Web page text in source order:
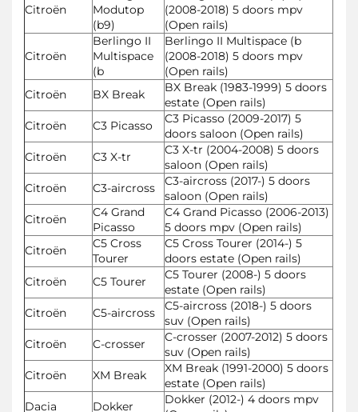
Citroën
Modutop
(b9)
(2008-2018) 5 doors mpv
(Open rails)
Citroën
Berlingo II
Multispace
(b
Berlingo II Multispace (b
(2008-2018) 5 doors mpv
(Open rails)
Citroën
BX Break
BX Break (1983-1999) 5 doors
estate (Open rails)
Citroën
C3 Picasso
C3 Picasso (2009-2017) 5
doors saloon (Open rails)
Citroën
C3 X-tr
C3 X-tr (2004-2008) 5 doors
saloon (Open rails)
Citroën
C3-aircross
C3-aircross (2017-) 5 doors
saloon (Open rails)
Citroën
C4 Grand
Picasso
C4 Grand Picasso (2006-2013)
5 doors mpv (Open rails)
Citroën
C5 Cross
Tourer
C5 Cross Tourer (2014-) 5
doors estate (Open rails)
Citroën
C5 Tourer
C5 Tourer (2008-) 5 doors
estate (Open rails)
Citroën
C5-aircross
C5-aircross (2018-) 5 doors
suv (Open rails)
Citroën
C-crosser
C-crosser (2007-2012) 5 doors
suv (Open rails)
Citroën
XM Break
XM Break (1991-2000) 5 doors
estate (Open rails)
Dacia
Dokker
Dokker (2012-) 4 doors mpv